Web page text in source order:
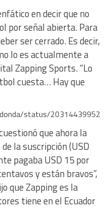
en decir que no
por señal abierta. Para
ser cerrado. Es decir,
lo es actualmente a
Zapping Sports. “Lo
cuesta… Hay que
status/20314439952
que ahora la
la suscripción (USD
pagaba USD 15 por
y están bravos”,
que Zapping es la
tiene en el Ecuador